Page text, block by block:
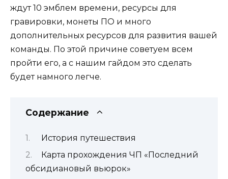
ждут 10 эмблем времени, ресурсы для
гравировки, монеты ПО и много
дополнительных ресурсов для развития вашей
команды. По этой причине советуем всем
пройти его, а с нашим гайдом это сделать
будет намного легче.
Содержание
История путешествия
Карта прохождения ЧП «Последний
обсидиановый вьюрок»